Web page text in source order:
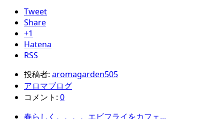
Tweet
Share
+1
Hatena
RSS
投稿者: aromagarden505
アロマブログ
コメント: 0
春らしく。。。。エビフライをカフェ...